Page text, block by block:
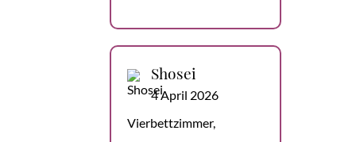
Shosei
4 April 2026
Vierbettzimmer,